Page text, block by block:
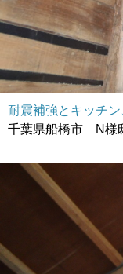
耐震補強とキッチ
千葉県船橋市 N様